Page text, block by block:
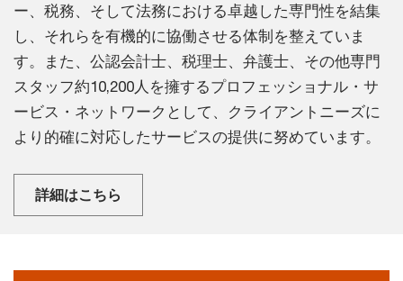
ー、税務、そして法務における卓越した専門性を結集
し、それらを有機的に協働させる体制を整えていま
す。また、公認会計士、税理士、弁護士、その他専門
スタッフ約10,200人を擁するプロフェッショナル・サ
ービス・ネットワークとして、クライアントニーズに
より的確に対応したサービスの提供に努めています。
詳細はこちら